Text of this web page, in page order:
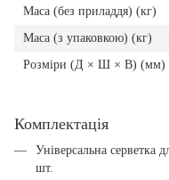
Маса (без приладдя) (кг)
Маса (з упаковкою) (кг)
Розміри (Д × Ш × В) (мм)
Комплектація
Універсальна серветка
шт.